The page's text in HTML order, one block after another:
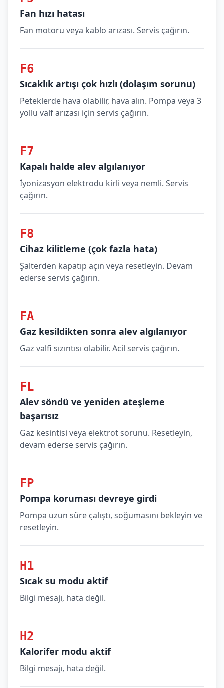
Fan hızı hatası
Fan motoru veya kablo arızası. Servis çağırın.
F6
Sıcaklık artışı çok hızlı (dolaşım sorunu)
Peteklerde hava olabilir, hava alın. Pompa veya 3
yollu valf arızası için servis çağırın.
F7
Kapalı halde alev algılanıyor
İyonizasyon elektrodu kirli veya nemli. Servis
çağırın.
F8
Cihaz kilitleme (çok fazla hata)
Şalterden kapatıp açın veya resetleyin. Devam
ederse servis çağırın.
FA
Gaz kesildikten sonra alev algılanıyor
Gaz valfi sızıntısı olabilir. Acil servis çağırın.
FL
Alev söndü ve yeniden ateşleme
başarısız
Gaz kesintisi veya elektrot sorunu. Resetleyin,
devam ederse servis çağırın.
FP
Pompa koruması devreye girdi
Pompa uzun süre çalıştı, soğumasını bekleyin ve
resetleyin.
H1
Sıcak su modu aktif
Bilgi mesajı, hata değil.
H2
Kalorifer modu aktif
Bilgi mesajı, hata değil.